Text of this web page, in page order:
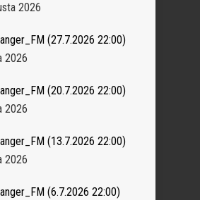
2026
(27.7.2026 22:00)
2026
(20.7.2026 22:00)
2026
(13.7.2026 22:00)
2026
(6.7.2026 22:00)